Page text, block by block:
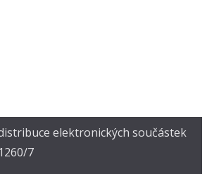
elektronických součástek
7